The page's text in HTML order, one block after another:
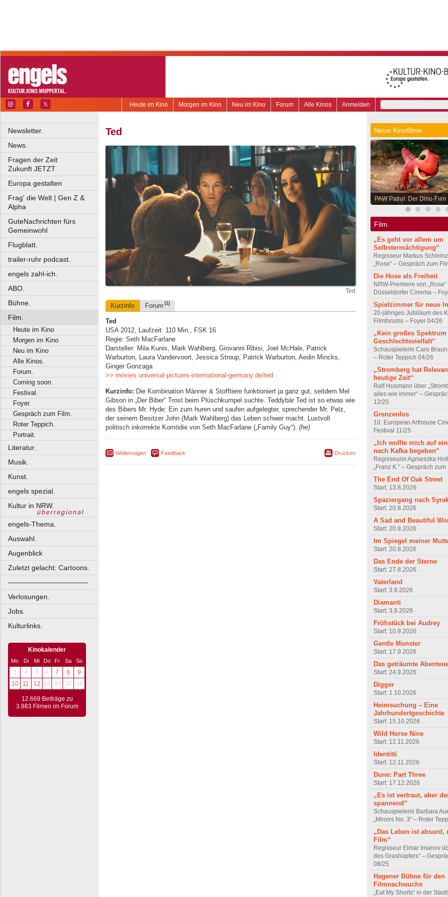
Anmelden
Alle Kinos
Forum
Neu im Kino
Morgen im Kino
Heute im Kino
Newsletter.
News.
Fragen der Zeit
Zukunft JETZT
Europa gestalten
Frag' die Welt | Gen Z &
Alpha
GuteNachrichten fürs
Gemeinwohl
Flugblatt.
trailer-ruhr podcast.
engels zahl-ich.
ABO.
Bühne.
Film.
Heute im Kino
Morgen im Kino
Neu im Kino
Alle Kinos.
Forum.
Coming soon.
Festival.
Foyer.
Gespräch zum Film.
Roter Teppich.
Portrait.
Literatur.
Musik.
Kunst.
engels spezial.
Kultur in NRW.
engels-Thema.
Auswahl.
Augenblick
Zuletzt gelacht: Cartoons.
––––––––––––––––––––
Verlosungen.
Jobs.
Kulturlinks.
Kinokalender
Mo Di Mi Do Fr Sa
So
3
4 5 6 7 8
9
10
11 12 13 14 15 16
12.669 Beiträge zu
3.883 Filmen im Forum
Ted
Ted
Kurzinfo Forum (1)
Ted
USA 2012, Laufzeit: 110 Min., FSK 16
Regie: Seth MacFarlane
Darsteller: Mila Kunis, Mark Wahlberg, Giovanni Ribisi, Joel McHale, Patrick
Warburton, Laura Vandervoort, Jessica Stroup, Patrick Warburton, Aedin Mincks,
Ginger Gonzaga
>> movies.universal-pictures-international-germany.de/ted
Kurzinfo: Die Kombination Männer & Stofftiere funktioniert ja ganz gut, seitdem Mel
Gibson in „Der Biber“ Trost beim Plüschkumpel suchte. Teddybär Ted ist so etwas wie
des Bibers Mr. Hyde: Ein zum huren und saufen aufgelegter, sprechender Mr. Pelz,
der seinem Besitzer John (Mark Wahlberg) das Leben schwer macht. Lustvoll
politisch inkorrekte Komödie von Seth MacFarlane („Family Guy“). (he)
Weitersagen Feedback Drucken
Neue Kinofilme
PAW Patrol: Der Dino-Film
Film.
„Es geht vor allem um
Selbstermächtigung“
Regisseur Markus
„Rose“ – Gespräch zum
Die Hose als Freiheit
NRW-Premiere von „Rose“
Düsseldorfer Cinema –
Spielzimmer für neue
20-jähriges Jubiläum des
Filmforums – Foyer 04/26
„Kein großes Spektrum
Geschlechtsvielfalt“
Schauspielerin Caro Braun
– Roter Teppich 04/26
„Stromberg hat
heutige Zeit“
Ralf Husmann über
alles wie immer“ –
12/25
Grenzenlos
10. European Arthouse
Festival 11/25
„Ich wollte mich auf
nach Kafka begeben“
Regisseurin Agnieszka
„Franz K.“ – Gespräch
The End Of Oak Street
Start: 13.8.2026
Spaziergang nach
Start: 20.8.2026
A Sad and Beautiful
Start: 20.8.2026
Im Spiegel meiner
Start: 20.8.2026
Das Ende der Sterne
Start: 27.8.2026
Vaterland
Start: 3.9.2026
Diamanti
Start: 3.9.2026
Frühstück bei Audrey
Start: 10.9.2026
Gentle Monster
Start: 17.9.2026
Das geträumte
Start: 24.9.2026
Digger
Start: 1.10.2026
Heimsuchung – Eine
Jahrhundertgeschichte
Start: 15.10.2026
Wild Horse Nine
Start: 12.11.2026
Identitti
Start: 12.11.2026
Dune: Part Three
Start: 17.12.2026
„Es ist vertraut, aber
spannend“
Schauspielerin Barbara
„Miroirs No. 3“ – Roter
„Das Leben ist absurd,
Film“
Regisseur Elmar Imanov
des Grashüpfers“ –
08/25
Hagener Bühne für den
Filmnachwuchs
„Eat My Shorts“ in der